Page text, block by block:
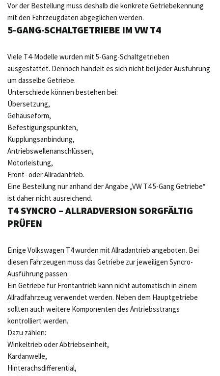
Vor der Bestellung muss deshalb die konkrete Getriebekennung
mit den Fahrzeugdaten abgeglichen werden.
5-GANG-SCHALTGETRIEBE IM VW T4
Viele T4-Modelle wurden mit 5-Gang-Schaltgetrieben
ausgestattet. Dennoch handelt es sich nicht bei jeder Ausführung
um dasselbe Getriebe.
Unterschiede können bestehen bei:
Übersetzung,
Gehäuseform,
Befestigungspunkten,
Kupplungsanbindung,
Antriebswellenanschlüssen,
Motorleistung,
Front- oder Allradantrieb.
Eine Bestellung nur anhand der Angabe „VW T4 5-Gang Getriebe“
ist daher nicht ausreichend.
T4 SYNCRO – ALLRADVERSION SORGFÄLTIG
PRÜFEN
Einige Volkswagen T4 wurden mit Allradantrieb angeboten. Bei
diesen Fahrzeugen muss das Getriebe zur jeweiligen Syncro-
Ausführung passen.
Ein Getriebe für Frontantrieb kann nicht automatisch in einem
Allradfahrzeug verwendet werden. Neben dem Hauptgetriebe
sollten auch weitere Komponenten des Antriebsstrangs
kontrolliert werden.
Dazu zählen:
Winkeltrieb oder Abtriebseinheit,
Kardanwelle,
Hinterachsdifferential,